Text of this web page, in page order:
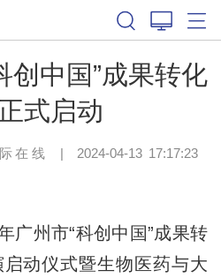
创中国”成果转化
式启动
在线 | 2024-04-13 17:17:23
州市“科创中国”成果转
动仪式暨生物医药与大